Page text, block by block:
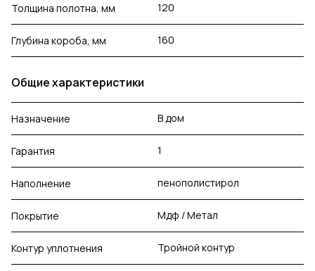
Толщина полотна, мм 120
Глубина короба, мм 160
Общие характеристики
Назначение В дом
Гарантия 1
Наполнение пенополистирол
Покрытие Мдф / Метал
Контур уплотнения Тройной контур